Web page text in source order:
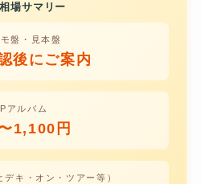
場サマリー
盤・見本盤
後にご案内
アルバム
1,100円
キ・オン・ツアー等）